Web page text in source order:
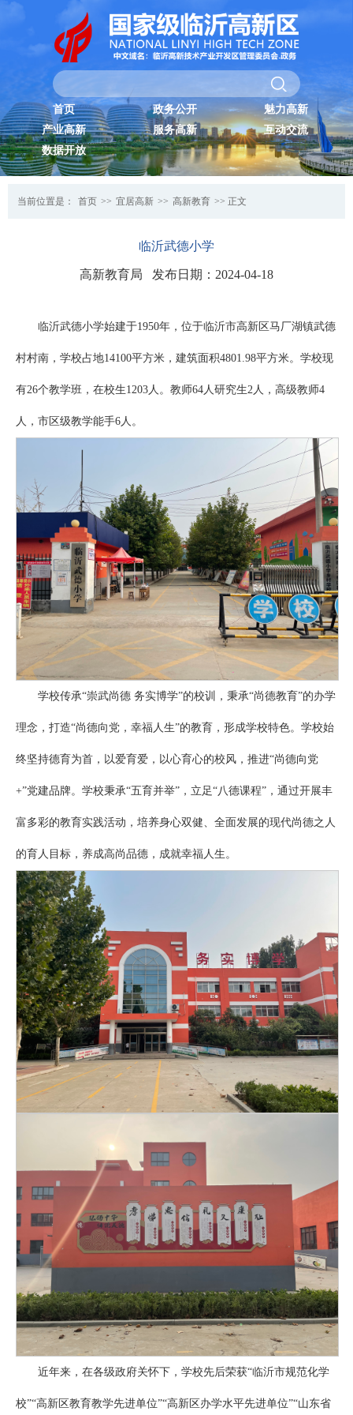
首页 政务公开
魅力高新
产业高新
服务高新
互动交流
数据开放
当前位置是： 首页 >> 宜居高新 >> 高新教育 >> 正文
临沂武德小学
高新教育局 发布日期：2024-04-18
临沂武德小学始建于1950年，位于临沂市高新区马厂湖镇武德
村村南，学校占地14100平方米，建筑面积4801.98平方米。学校现
有26个教学班，在校生1203人。教师64人研究生2人，高级教师4
人，市区级教学能手6人。
学校传承“崇武尚德 务实博学”的校训，秉承“尚德教育”的办学
理念，打造“尚德向党，幸福人生”的教育，形成学校特色。学校始
终坚持德育为首，以爱育爱，以心育心的校风，推进“尚德向党
+”党建品牌。学校秉承“五育并举”，立足“八德课程”，通过开展丰
富多彩的教育实践活动，培养身心双健、全面发展的现代尚德之人
的育人目标，养成高尚品德，成就幸福人生。
近年来，在各级政府关怀下，学校先后荣获“临沂市规范化学
校”“高新区教育教学先进单位”“高新区办学水平先进单位”“山东省